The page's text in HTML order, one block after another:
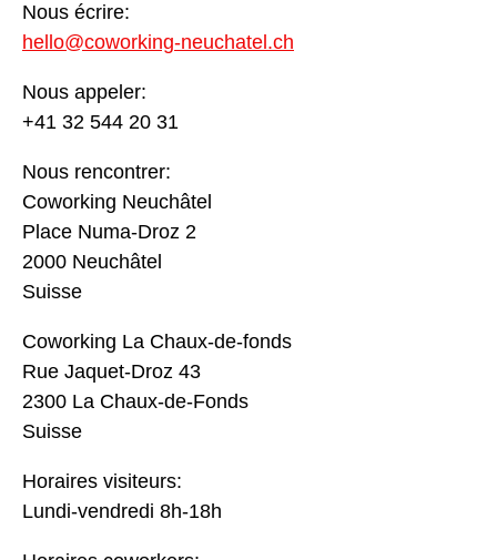
Nous écrire:
hello@coworking-neuchatel.ch
Nous appeler:
+41 32 544 20 31
Nous rencontrer:
Coworking Neuchâtel
Place Numa-Droz 2
2000 Neuchâtel
Suisse
Coworking La Chaux-de-fonds
Rue Jaquet-Droz 43
2300 La Chaux-de-Fonds
Suisse
Horaires visiteurs:
Lundi-vendredi 8h-18h